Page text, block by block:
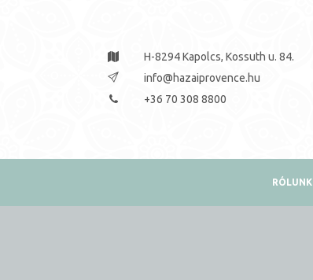
H-8294 Kapolcs, Kossuth u. 84.
info@hazaiprovence.hu
+36 70 308 8800
RÓLUNK